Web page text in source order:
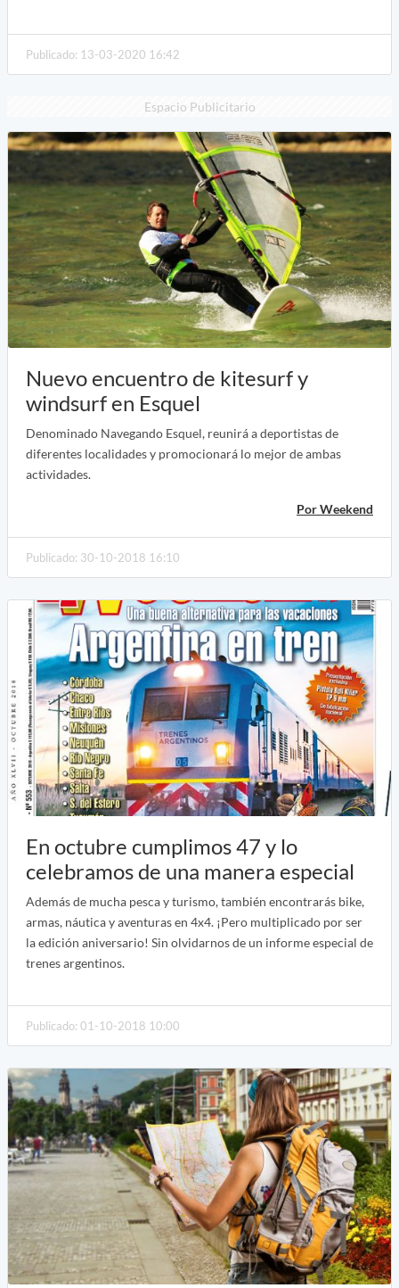
Publicado: 13-03-2020 16:42
Espacio Publicitario
Nuevo encuentro de kitesurf y
windsurf en Esquel
Denominado Navegando Esquel, reunirá a deportistas de
diferentes localidades y promocionará lo mejor de ambas
actividades.
Por Weekend
Publicado: 30-10-2018 16:10
En octubre cumplimos 47 y lo
celebramos de una manera especial
Además de mucha pesca y turismo, también encontrarás bike,
armas, náutica y aventuras en 4x4. ¡Pero multiplicado por ser
la edición aniversario! Sin olvidarnos de un informe especial de
trenes argentinos.
Publicado: 01-10-2018 10:00